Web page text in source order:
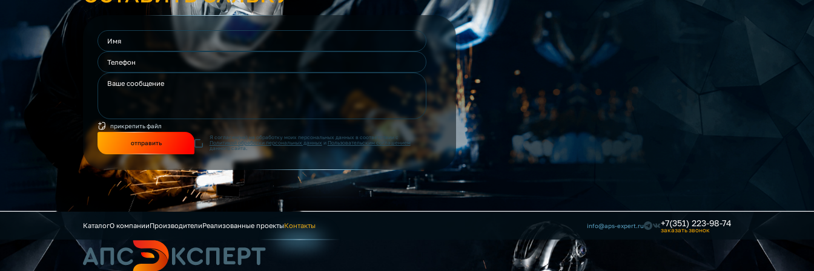
прикрепить файл
отправить
Я согласен(на) на обработку моих персональных данных в соответствии с
Политикой обработки персональных данных и Пользовательским соглашением
данного сайта.
КаталогО компанииПроизводителиРеализованные проектыКонтакты info@aps-expert.ru +7(351) 223-98-74
заказать звонок